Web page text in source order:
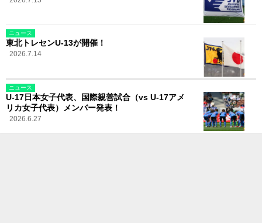
ニュース
東北トレセンU-13が開催！
2026.7.14
ニュース
U-17日本女子代表、国際親善試合（vs U-17アメ
リカ女子代表）メンバー発表！
2026.6.27